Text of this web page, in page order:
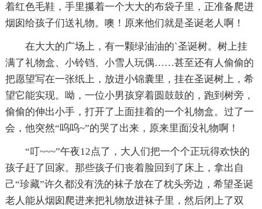
着红色毛鞋，手里攥着一个大大的布袋子里，正准备爬进
烟囱给孩子们送礼物。噢！原来他们就是圣诞老人啊！
在大大的广场上，有一颗绿油油的`圣诞树。树上挂
满了礼物盒、小铃铛、小雪人玩偶……甚至还有人偷偷的
把愿望写在一张纸上，放进小锦囊里，挂在圣诞树上，希
望它能实现。呦，一位小男孩穿着圆鼓鼓的，跑到树旁，
偷偷的伸出小手，打开了上面挂着的一个礼物盒。过了一
会，他突然“呜呜~”的哭了出来，原来里面没礼物啊！
“叮~~~”午夜12点了，大人们把一个个正玩得欢快的
孩子赶了回家。那些孩子们丧着脸回到了床上，拿出自
己“珍藏”许久都没有洗的袜子放在了枕头旁边，希望圣诞
老人能从烟囱爬进来把礼物放进袜子里，然后闭上了双